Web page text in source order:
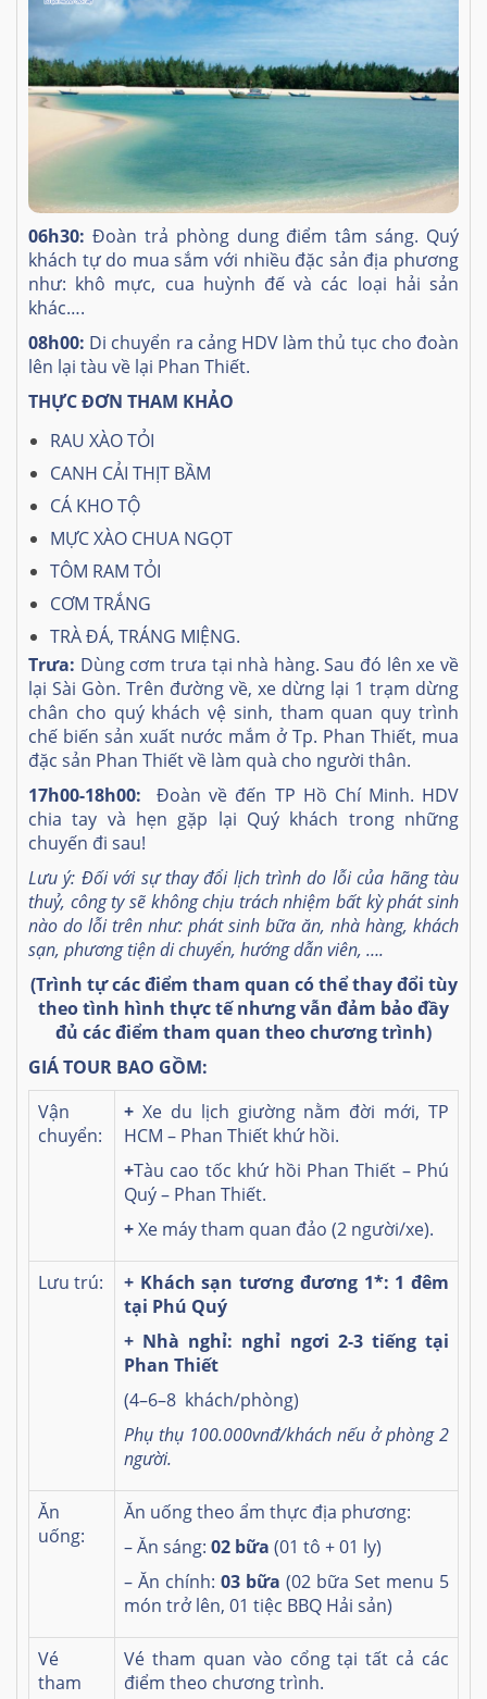
06h30: Đoàn trả phòng dung điểm tâm sáng. Quý
khách tự do mua sắm với nhiều đặc sản địa phương
như: khô mực, cua huỳnh đế và các loại hải sản
khác….
08h00: Di chuyển ra cảng HDV làm thủ tục cho đoàn
lên lại tàu về lại Phan Thiết.
THỰC ĐƠN THAM KHẢO
RAU XÀO TỎI
CANH CẢI THỊT BẦM
CÁ KHO TỘ
MỰC XÀO CHUA NGỌT
TÔM RAM TỎI
CƠM TRẮNG
TRÀ ĐÁ, TRÁNG MIỆNG.
Trưa: Dùng cơm trưa tại nhà hàng. Sau đó lên xe về
lại Sài Gòn. Trên đường về, xe dừng lại 1 trạm dừng
chân cho quý khách vệ sinh, tham quan quy trình
chế biến sản xuất nước mắm ở Tp. Phan Thiết, mua
đặc sản Phan Thiết về làm quà cho người thân.
17h00-18h00: Đoàn về đến TP Hồ Chí Minh. HDV
chia tay và hẹn gặp lại Quý khách trong những
chuyến đi sau!
Lưu ý: Đối với sự thay đổi lịch trình do lỗi của hãng tàu
thuỷ, công ty sẽ không chịu trách nhiệm bất kỳ phát sinh
nào do lỗi trên như: phát sinh bữa ăn, nhà hàng, khách
sạn, phương tiện di chuyển, hướng dẫn viên, ….
(Trình tự các điểm tham quan có thể thay đổi tùy
theo tình hình thực tếnhưng vẫn đảm bảo đầy
đủ các điểm tham quan theo chương trình)
GIÁ TOUR BAO GỒM:
Vận
chuyển:
+ Xe du lịch giường nằm đời mới, TP
HCM – Phan Thiết khứ hồi.
+Tàu cao tốc khứ hồi Phan Thiết – Phú
Quý – Phan Thiết.
+Xe máy tham quan đảo (2 người/xe).
Lưu trú:
+ Khách sạn tương đương 1*: 1 đêm
tại Phú Quý
+ Nhà nghỉ: nghỉ ngơi 2-3 tiếng tại
Phan Thiết
(4–6–8 khách/phòng)
Phụ thụ 100.000vnđ/khách nếu ở phòng 2
người.
Ăn
uống:
Ăn uống theo ẩm thực địa phương:
– Ăn sáng: 02 bữa (01 tô + 01 ly)
– Ăn chính: 03 bữa (02 bữa Set menu 5
món trở lên, 01 tiệc BBQ Hải sản)
Vé
tham
Vé tham quan vào cổng tại tất cả các
điểm theo chương trình.